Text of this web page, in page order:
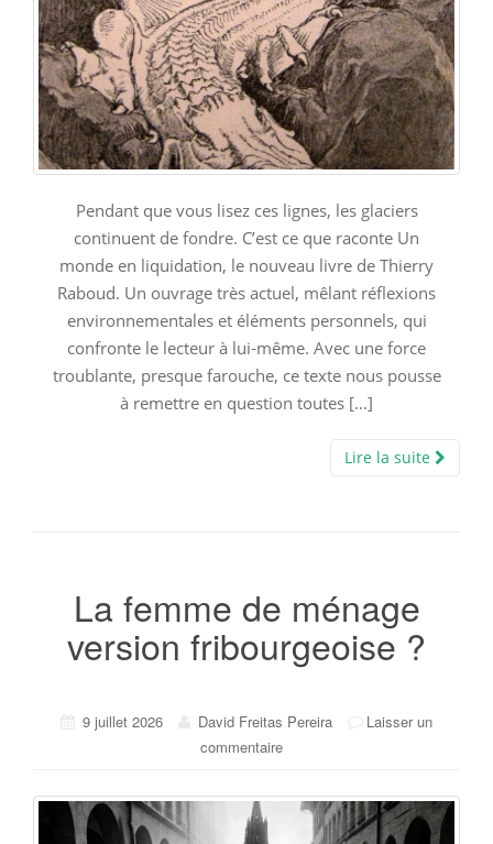
n
Pendant que vous lisez ces lignes, les glaciers
continuent de fondre. C’est ce que raconte Un
monde en liquidation, le nouveau livre de Thierry
Raboud. Un ouvrage très actuel, mêlant réflexions
environnementales et éléments personnels, qui
confronte le lecteur à lui-même. Avec une force
troublante, presque farouche, ce texte nous pousse
à remettre en question toutes […]
Lire la suite
La femme de ménage
version fribourgeoise ?
9 juillet 2026 David Freitas Pereira
Laisser un
commentaire